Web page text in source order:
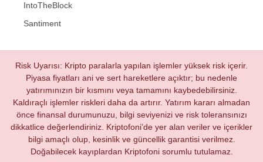
IntoTheBlock
Santiment
Risk Uyarısı: Kripto paralarla yapılan işlemler yüksek risk içerir.
Piyasa fiyatları ani ve sert hareketlere açıktır; bu nedenle
yatırımınızın bir kısmını veya tamamını kaybedebilirsiniz.
Kaldıraçlı işlemler riskleri daha da artırır. Yatırım kararı almadan
önce finansal durumunuzu, bilgi seviyenizi ve risk toleransınızı
dikkatlice değerlendiriniz. Kriptofoni’de yer alan veriler ve içerikler
bilgi amaçlı olup, kesinlik ve güncellik garantisi verilmez.
Doğabilecek kayıplardan Kriptofoni sorumlu tutulamaz.